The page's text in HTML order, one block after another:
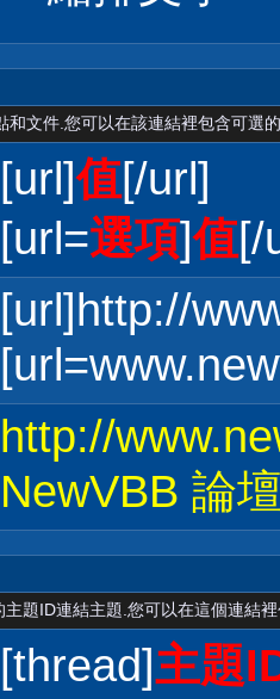
和文件.您可以在該連結裡包含可選
[url]值[/url]
[url=選項]值[/
[url]http://
http://
NewVBB 論
題ID連結主題.您可以在這個連結
[thread]主題